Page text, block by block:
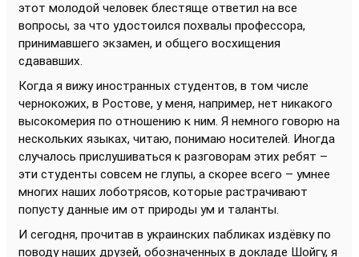
этот молодой человек блестяще ответил на все
вопросы, за что удостоился похвалы профессора,
принимавшего экзамен, и общего восхищения
сдававших.
Когда я вижу иностранных студентов, в том числе
чернокожих, в Ростове, у меня, например, нет никакого
высокомерия по отношению к ним. Я немного говорю на
нескольких языках, читаю, понимаю носителей. Иногда
случалось прислушиваться к разговорам этих ребят –
эти студенты совсем не глупы, а скорее всего – умнее
многих наших лоботрясов, которые растрачивают
попусту данные им от природы ум и таланты.
И сегодня, прочитав в украинских пабликах издёвку по
поводу наших друзей, обозначенных в докладе Шойгу, я